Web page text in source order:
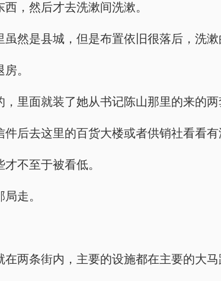
，然后才去洗漱间洗漱。
然是县城，但是布置依旧很落后，洗
。
里面就装了她从书记陈山那里的来的
后去这里的百货大楼或者供销社看看
不至于被看低。
走。
两条街内，主要的设施都在主要的大